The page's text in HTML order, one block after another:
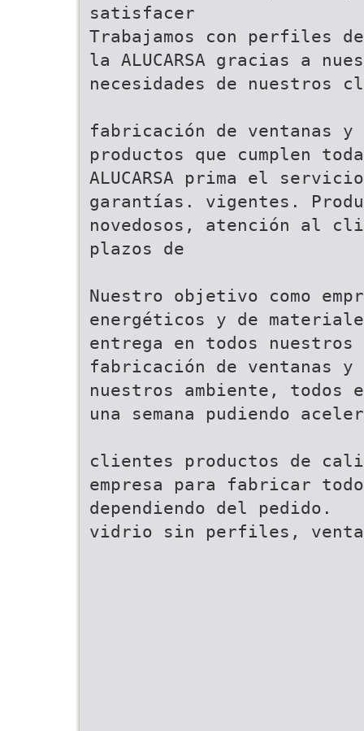
satisfacer
Trabajamos con perfiles
la ALUCARSA gracias a
necesidades de nuestros
fabricación de ventanas y
productos que cumplen
ALUCARSA prima el
garantías. vigentes.
novedosos, atención al
plazos de
Nuestro objetivo como
energéticos y de
entrega en todos
fabricación de ventanas
nuestros ambiente, todos
una semana pudiendo
clientes productos de
empresa para fabricar
dependiendo del pedido.
vidrio sin perfiles,